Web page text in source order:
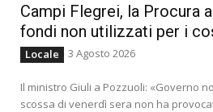
Campi Flegrei, la Procura
fondi non utilizzati per i
Locale 3 Agosto 2026
Il ministro Giuli a Pozzuoli: «Governo
scossa di venerdì sera non ha